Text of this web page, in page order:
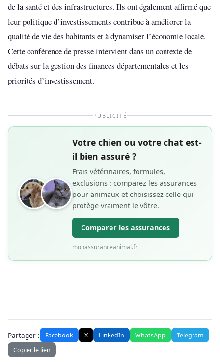
de la santé et des infrastructures. Ils ont également affirmé que
leur politique d’investissements contribue à améliorer la
qualité de vie des habitants et à dynamiser l’économie locale.
Cette conférence de presse intervient dans un contexte de
débats sur la gestion des finances départementales et les
priorités d’investissement.
PUBLICITÉ
Votre chien ou votre chat est-
il bien assuré ?
Frais vétérinaires, formules,
exclusions : comparez les assurances
pour animaux et choisissez celle qui
protège vraiment le vôtre.
Comparer les assurances
monassuranceanimal.fr
Partager : Facebook X LinkedIn WhatsApp
Telegram
Copier le lien